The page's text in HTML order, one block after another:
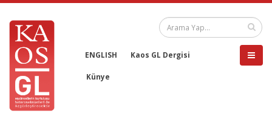
ENGLISH Kaos GL Dergisi
Künye